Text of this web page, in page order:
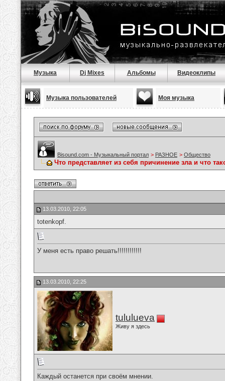
Музыка Dj Mixes Альбомы Видеоклипы
Музыка пользователей Моя музыка
Bisound.com - Музыкальный портал > РАЗНОЕ > Общество
Что представляет из себя причинение зла и что
13.03.2010, 22:05
totenkopf.
У меня есть право решать!!!!!!!!!!!!
13.03.2010, 22:25
tululueva
Живу я здесь
Каждый останется при своём мнении.